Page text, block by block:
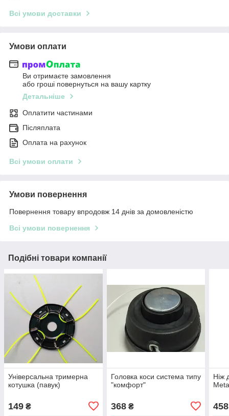
Всі умови доставки
Умови оплати
Ви отримаєте замовлення
або гроші повернуться на вашу картку
Детальніше
Оплатити частинами
Післяплата
Оплата на рахунок
Всі умови оплати
Умови повернення
Повернення товару впродовж 14 днів за домовленістю
Всі умови повернення
Подібні товари компанії
Універсальна тримерна
котушка (павук)
149 ₴
Головка коси система типу
"комфорт"
368₴
Ніж
458